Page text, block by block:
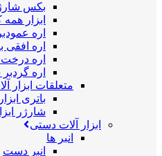
بکس
ابزار
اره
اره
اره
اره
متعلقات ابزار
باتری
شارژر
ابزار آلات دستی
انبر ها
انبر دست